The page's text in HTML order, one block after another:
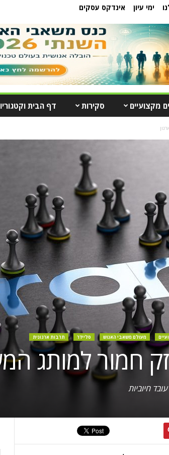
ימי עיון אינדקס עסקים
מקצועיים סקירות דף הבית
מעולם משאבי האנוש סליידר תרבות ארגונית
חיוביות